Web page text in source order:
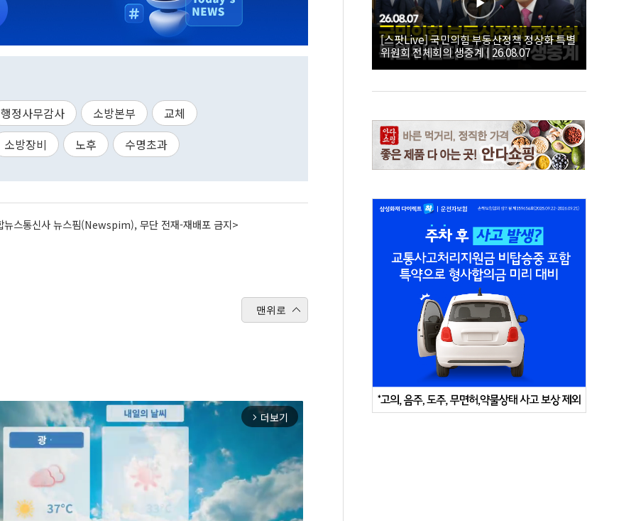
행정사무감사 소방본부
교체
소방장비
노후 수명초과
뉴스통신사 뉴스핌(Newspim), 무단 전재-재배포 금지>
맨위로
arrow_forward_ios 더보기
[스팟Live] 국민의힘 부동산정책 정상화 특별
위원회 전체회의 생중계 | 26.08.07